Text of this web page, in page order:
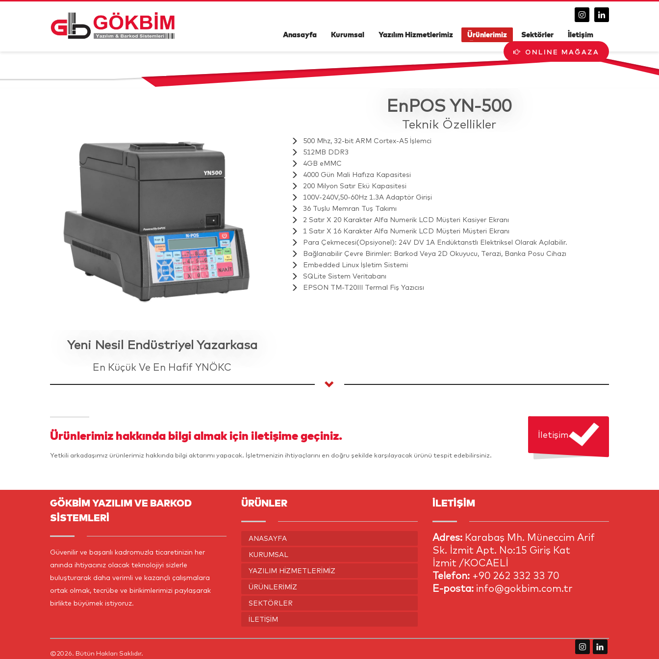
Anasayfa Kurumsal Yazılım Hizmetlerimiz Ürünlerimiz Sektörler İletişim
ONLINE MAĞAZA
Yeni Nesil Endüstriyel Yazarkasa
En Küçük Ve En Hafif YNÖKC
EnPOS YN-500
Teknik Özellikler
500 Mhz, 32-bit ARM Cortex-A5 İşlemci
512MB DDR3
4GB eMMC
4000 Gün Mali Hafıza Kapasitesi
200 Milyon Satır Ekü Kapasitesi
100V-240V,50-60Hz 1.3A Adaptör Girişi
36 Tuşlu Memran Tuş Takımı
2 Satır X 20 Karakter Alfa Numerik LCD Müşteri Kasiyer Ekranı
1 Satır X 16 Karakter Alfa Numerik LCD Müşteri Müşteri Ekranı
Para Çekmecesi(Opsiyonel): 24V DV 1A Endüktanstlı Elektriksel Olarak Açılabilir.
Bağlanabilir Çevre Birimler: Barkod Veya 2D Okuyucu, Terazi, Banka Posu Cihazı
Embedded Linux İşletim Sistemi
SQLite Sistem Veritabanı
EPSON TM-T20III Termal Fiş Yazıcısı
Ürünlerimiz hakkında bilgi almak için iletişime geçiniz.
Yetkili arkadaşımız ürünlerimiz hakkında bilgi aktarımı yapacak. İşletmenizin ihtiyaçlarını en doğru şekilde karşılayacak ürünü tespit edebilirsiniz.
İletişim
GÖKBİM YAZILIM VE BARKOD
SİSTEMLERİ
Güvenilir ve başarılı kadromuzla ticaretinizin her
anında ihtiyacınız olacak teknolojiyi sizlerle
buluşturarak daha verimli ve kazançlı çalışmalara
ortak olmak, tecrübe ve birikimlerimizi paylaşarak
birlikte büyümek istiyoruz.
ÜRÜNLER
ANASAYFA
KURUMSAL
YAZILIM HIZMETLERIMIZ
ÜRÜNLERIMIZ
SEKTÖRLER
İLETIŞIM
İLETİŞİM
Adres: Karabaş Mh. Müneccim Arif
Sk. İzmit Apt. No:15 Giriş Kat
İzmit /KOCAELİ
Telefon: +90 262 332 33 70
E-posta: info@gokbim.com.tr
©2026. Bütün Hakları Saklıdır.